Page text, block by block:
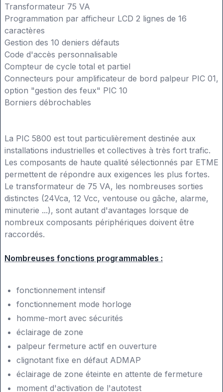
Transformateur 75 VA
Programmation par afficheur LCD 2 lignes de 16
caractères
Gestion des 10 deniers défauts
Code d'accès personnalisable
Compteur de cycle total et partiel
Connecteurs pour amplificateur de bord palpeur PIC 01,
option "gestion des feux" PIC 10
Borniers débrochables
La PIC 5800 est tout particulièrement destinée aux
installations industrielles et collectives à très fort trafic.
Les composants de haute qualité sélectionnés par ETME
permettent de répondre aux exigences les plus fortes.
Le transformateur de 75 VA, les nombreuses sorties
distinctes (24Vca, 12 Vcc, ventouse ou gâche, alarme,
minuterie ...), sont autant d'avantages lorsque de
nombreux composants périphériques doivent être
raccordés.
Nombreuses fonctions programmables :
fonctionnement intensif
fonctionnement mode horloge
homme-mort avec sécurités
éclairage de zone
palpeur fermeture actif en ouverture
clignotant fixe en défaut ADMAP
éclairage de zone éteinte en attente de fermeture
moment d'activation de l'autotest